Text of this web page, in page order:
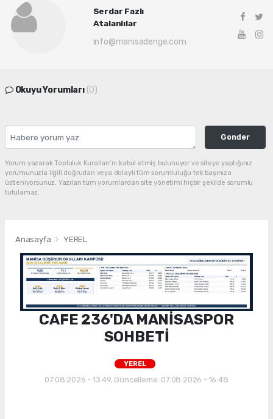
Serdar Fazlı
Atalanlılar
info@manisadenge.com
Okuyu Yorumları (0)
Gonder
Yorum yazarak Topluluk Kuralları’nı kabul etmiş bulunuyor ve siteye yaptığınız
yorumunuzla ilgili doğrudan veya dolaylı tüm sorumluluğu tek başınıza
üstleniyorsunuz. Yazılan tüm yorumlardan site yönetimi hiçbir şekilde sorumlu
tutulamaz.
Anasayfa YEREL
CAFE 236'DA MANİSASPOR
SOHBETİ
YEREL
07.08.2026 - 13:49, Güncelleme: 07.08.2026 - 16:48